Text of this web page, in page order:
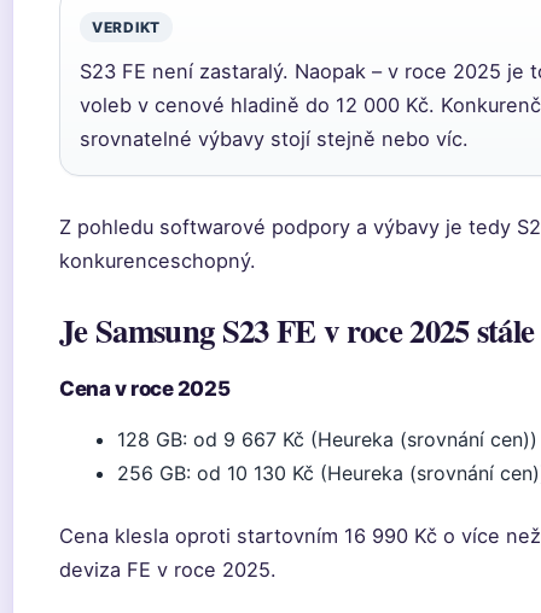
VERDIKT
S23 FE není zastaralý. Naopak – v roce 2025 je
voleb v cenové hladině do 12 000 Kč.
srovnatelné výbavy stojí stejně nebo víc.
Z pohledu softwarové podpory a výbavy je tedy
konkurenceschopný.
Je Samsung S23 FE v roce 2025
Cena v roce 2025
128 GB: od 9 667 Kč (Heureka (srovnání cen))
256 GB: od 10 130 Kč (Heureka (srovnání
Cena klesla oproti startovním 16 990 Kč o více
deviza FE v roce 2025.